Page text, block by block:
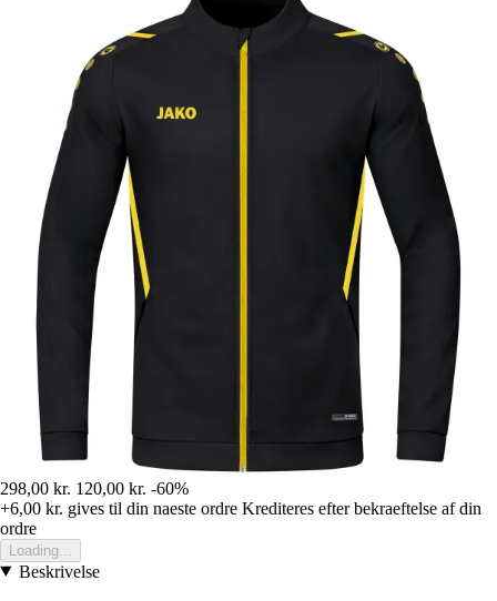
298,00 kr. 120,00 kr. -60%
+6,00 kr. gives til din naeste ordre Krediteres efter bekraeftelse af din
ordre
Loading...
Beskrivelse